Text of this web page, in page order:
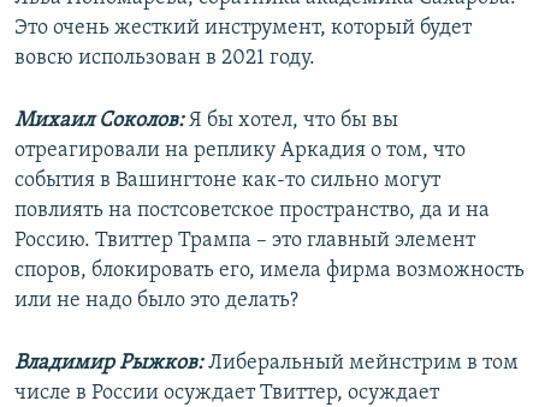
Это очень жесткий инструмент, который будет
вовсю использован в 2021 году.
Михаил Соколов:Я бы хотел, что бы вы
отреагировали на реплику Аркадия о том, что
события в Вашингтоне как-то сильно могут
повлиять на постсоветское пространство, да и на
Россию. Твиттер Трампа – это главный элемент
споров, блокировать его, имела фирма возможность
или не надо было это делать?
Владимир Рыжков:Либеральный мейнстрим в том
числе в России осуждает Твиттер, осуждает